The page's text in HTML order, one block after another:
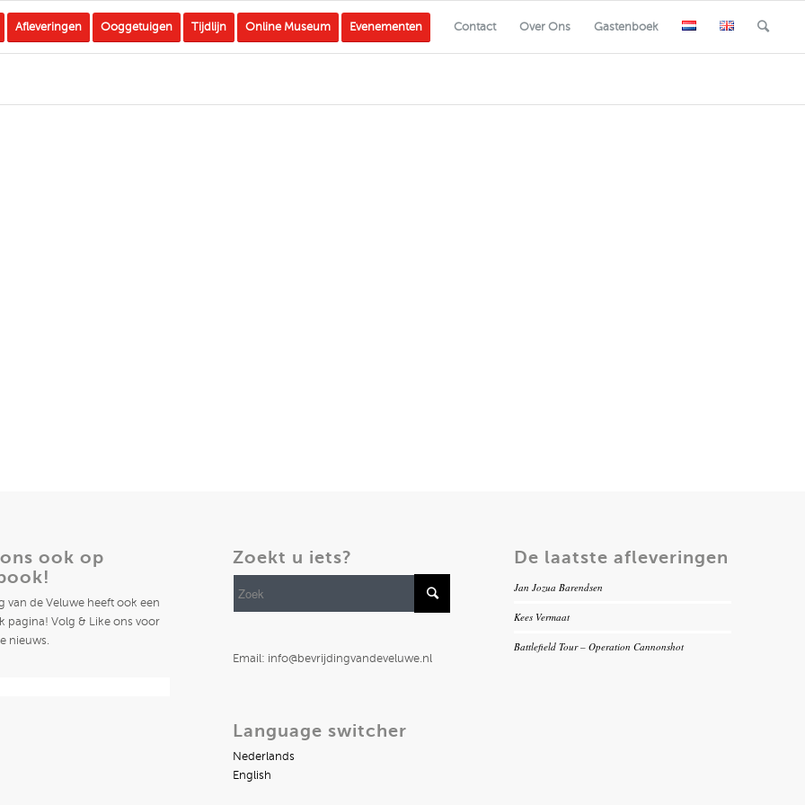
Afleveringen Ooggetuigen Tijdlijn Online Museum Evenementen Contact Over Ons Gastenboek
ook op
van de Veluwe heeft ook een
pagina! Volg & Like ons voor
nieuws.
Zoekt u iets?
Email: info@bevrijdingvandeveluwe.nl
Language switcher
Nederlands
English
De laatste afleveringen
Jan Jozua Barendsen
Kees Vermaat
Battlefield Tour – Operation Cannonshot